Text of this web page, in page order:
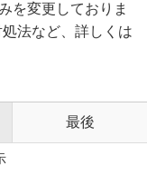
を変更しておりま
法など、詳しくは
最後